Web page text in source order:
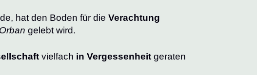
hat den Boden für die Verachtung
gelebt wird.
vielfach in Vergessenheit geraten